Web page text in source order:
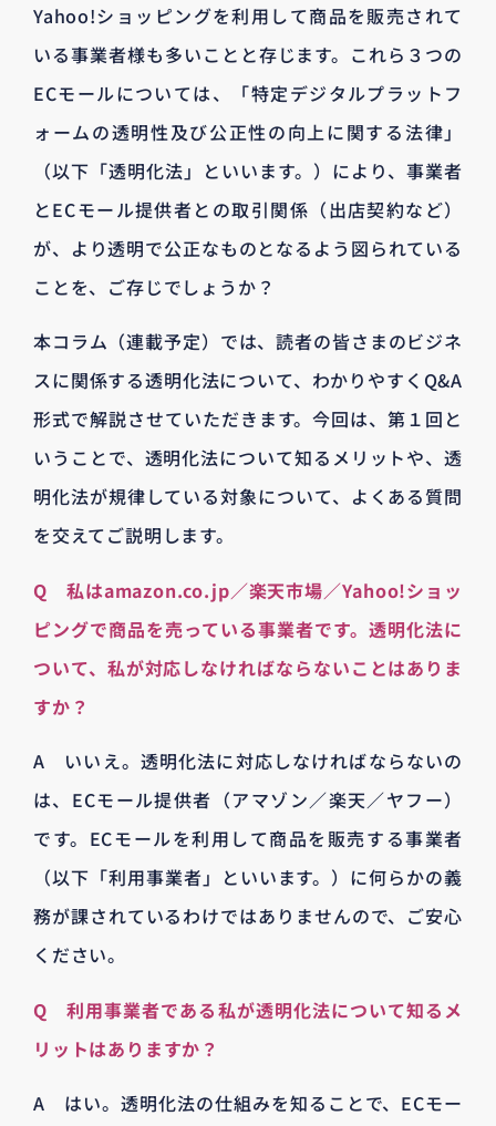
Yahoo!ショッピングを利用して商品を販売されて
いる事業者様も多いことと存じます。これら３つの
ECモールについては、「特定デジタルプラットフ
ォームの透明性及び公正性の向上に関する法律」
（以下「透明化法」といいます。）により、事業者
とECモール提供者との取引関係（出店契約など）
が、より透明で公正なものとなるよう図られている
ことを、ご存じでしょうか？
本コラム（連載予定）では、読者の皆さまのビジネ
スに関係する透明化法について、わかりやすくQ&A
形式で解説させていただきます。今回は、第１回と
いうことで、透明化法について知るメリットや、透
明化法が規律している対象について、よくある質問
を交えてご説明します。
Q 私はamazon.co.jp／楽天市場／Yahoo!ショッ
ピングで商品を売っている事業者です。透明化法に
ついて、私が対応しなければならないことはありま
すか？
A いいえ。透明化法に対応しなければならないの
は、ECモール提供者（アマゾン／楽天／ヤフー）
です。ECモールを利用して商品を販売する事業者
（以下「利用事業者」といいます。）に何らかの義
務が課されているわけではありませんので、ご安心
ください。
Q 利用事業者である私が透明化法について知るメ
リットはありますか？
A はい。透明化法の仕組みを知ることで、ECモー